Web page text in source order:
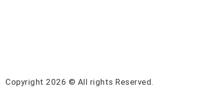
Copyright 2026 © All rights Reserved.